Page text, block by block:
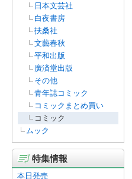
日本文芸社
白夜書房
扶桑社
文藝春秋
平和出版
廣済堂出版
その他
青年誌コミック
コミックまとめ買い
コミック
ムック
特集情報
本日発売